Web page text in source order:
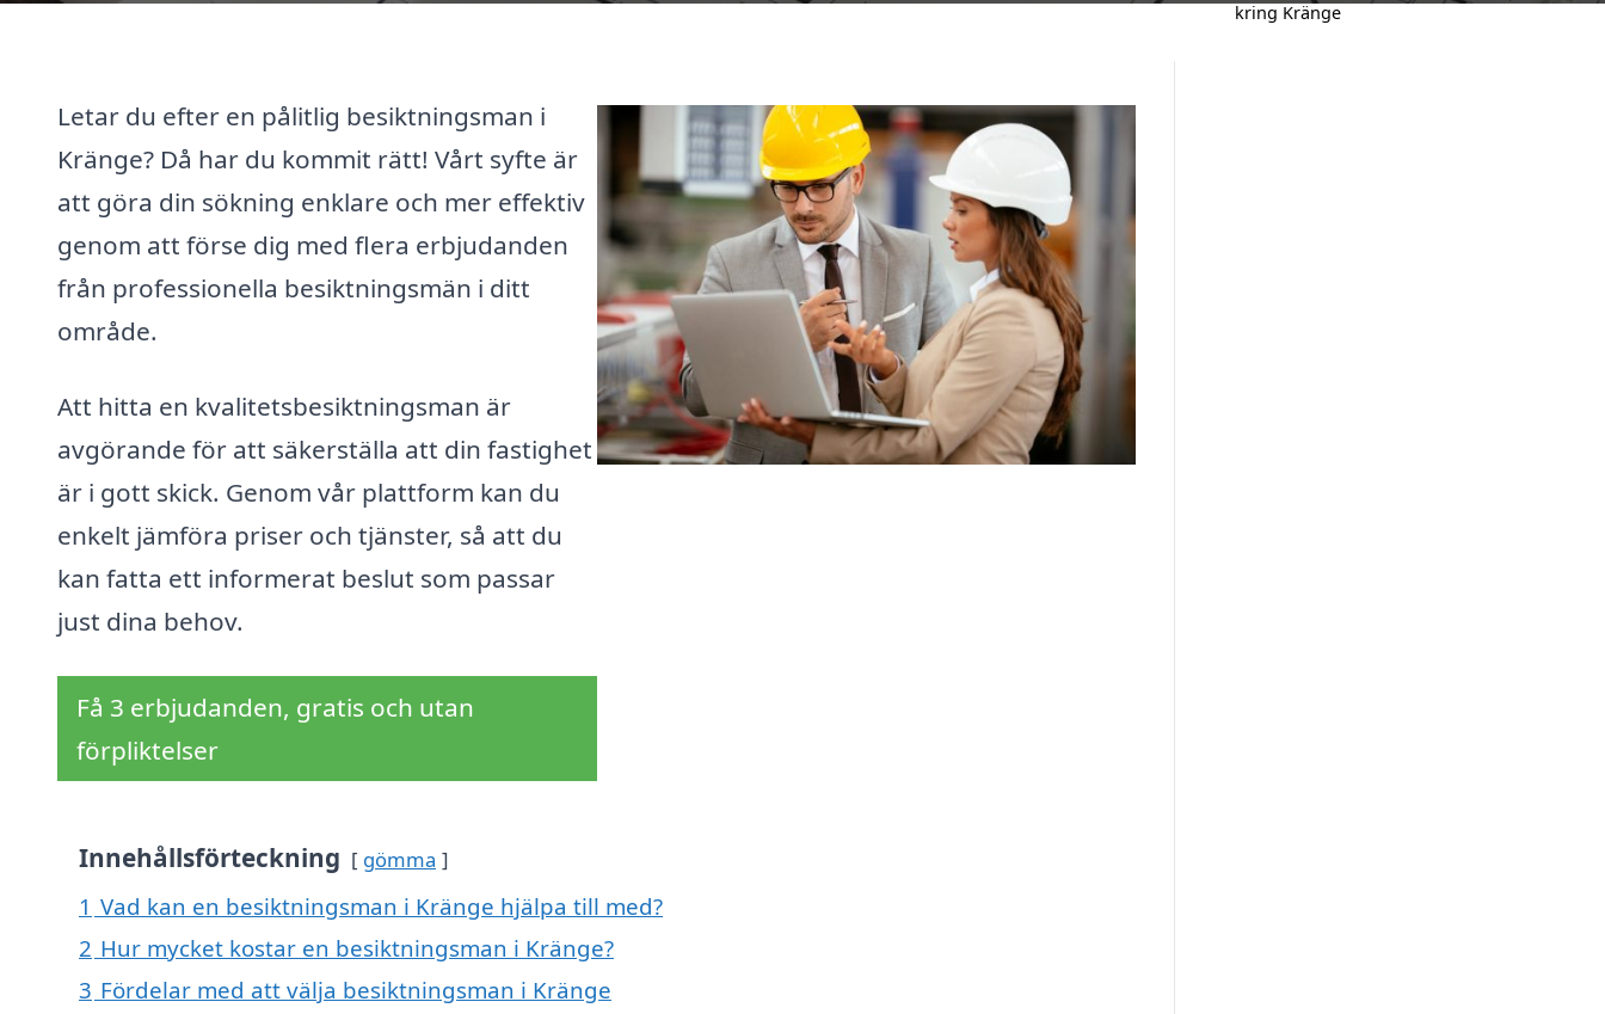
Letar du efter en pålitlig besiktningsman i
Kränge? Då har du kommit rätt! Vårt syfte är
att göra din sökning enklare och mer effektiv
genom att förse dig med flera erbjudanden
från professionella besiktningsmän i ditt
område.
Att hitta en kvalitetsbesiktningsman är
avgörande för att säkerställa att din fastighet
är i gott skick. Genom vår plattform kan du
enkelt jämföra priser och tjänster, så att du
kan fatta ett informerat beslut som passar
just dina behov.
Få 3 erbjudanden, gratis och utan
förpliktelser
Innehållsförteckning gömma
1 Vad kan en besiktningsman i Kränge hjälpa till med?
2 Hur mycket kostar en besiktningsman i Kränge?
3 Fördelar med att välja besiktningsman i Kränge
kring Kränge